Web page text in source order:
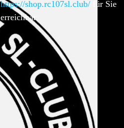
https://shop.rc107sl.club/ für Sie
erreichbar.